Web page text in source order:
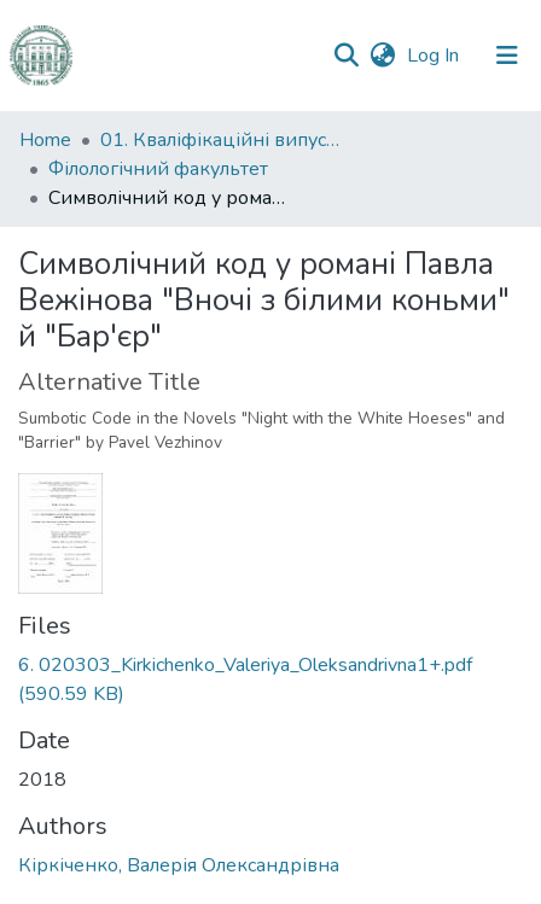
Log In (current)
Communities
&
Collections
Statistics
Home
01. Кваліфікаційні випускні роботи здобувачів вищої освіти
Філологічний факультет
Символічний код у романі Павла Вежінова "Вночі з білими коньми" й "Бар'єр"
Символічний код у романі Павла
Вежінова "Вночі з білими коньми"
й "Бар'єр"
Alternative Title
Sumbotic Code in the Novels "Night with the White Hoeses" and
"Barrier" by Pavel Vezhinov
Files
6. 020303_Kirkichenko_Valeriya_Oleksandrivna1+.pdf
(590.59 KB)
Date
2018
Authors
Кіркіченко, Валерія Олександрівна